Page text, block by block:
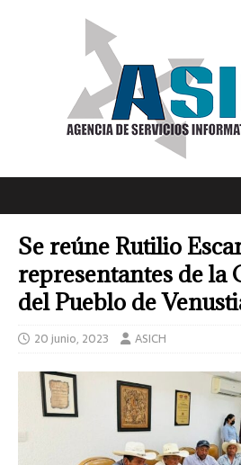
Se reúne Rutilio
representantes de la
del Pueblo de
20 junio, 2023 ASICH